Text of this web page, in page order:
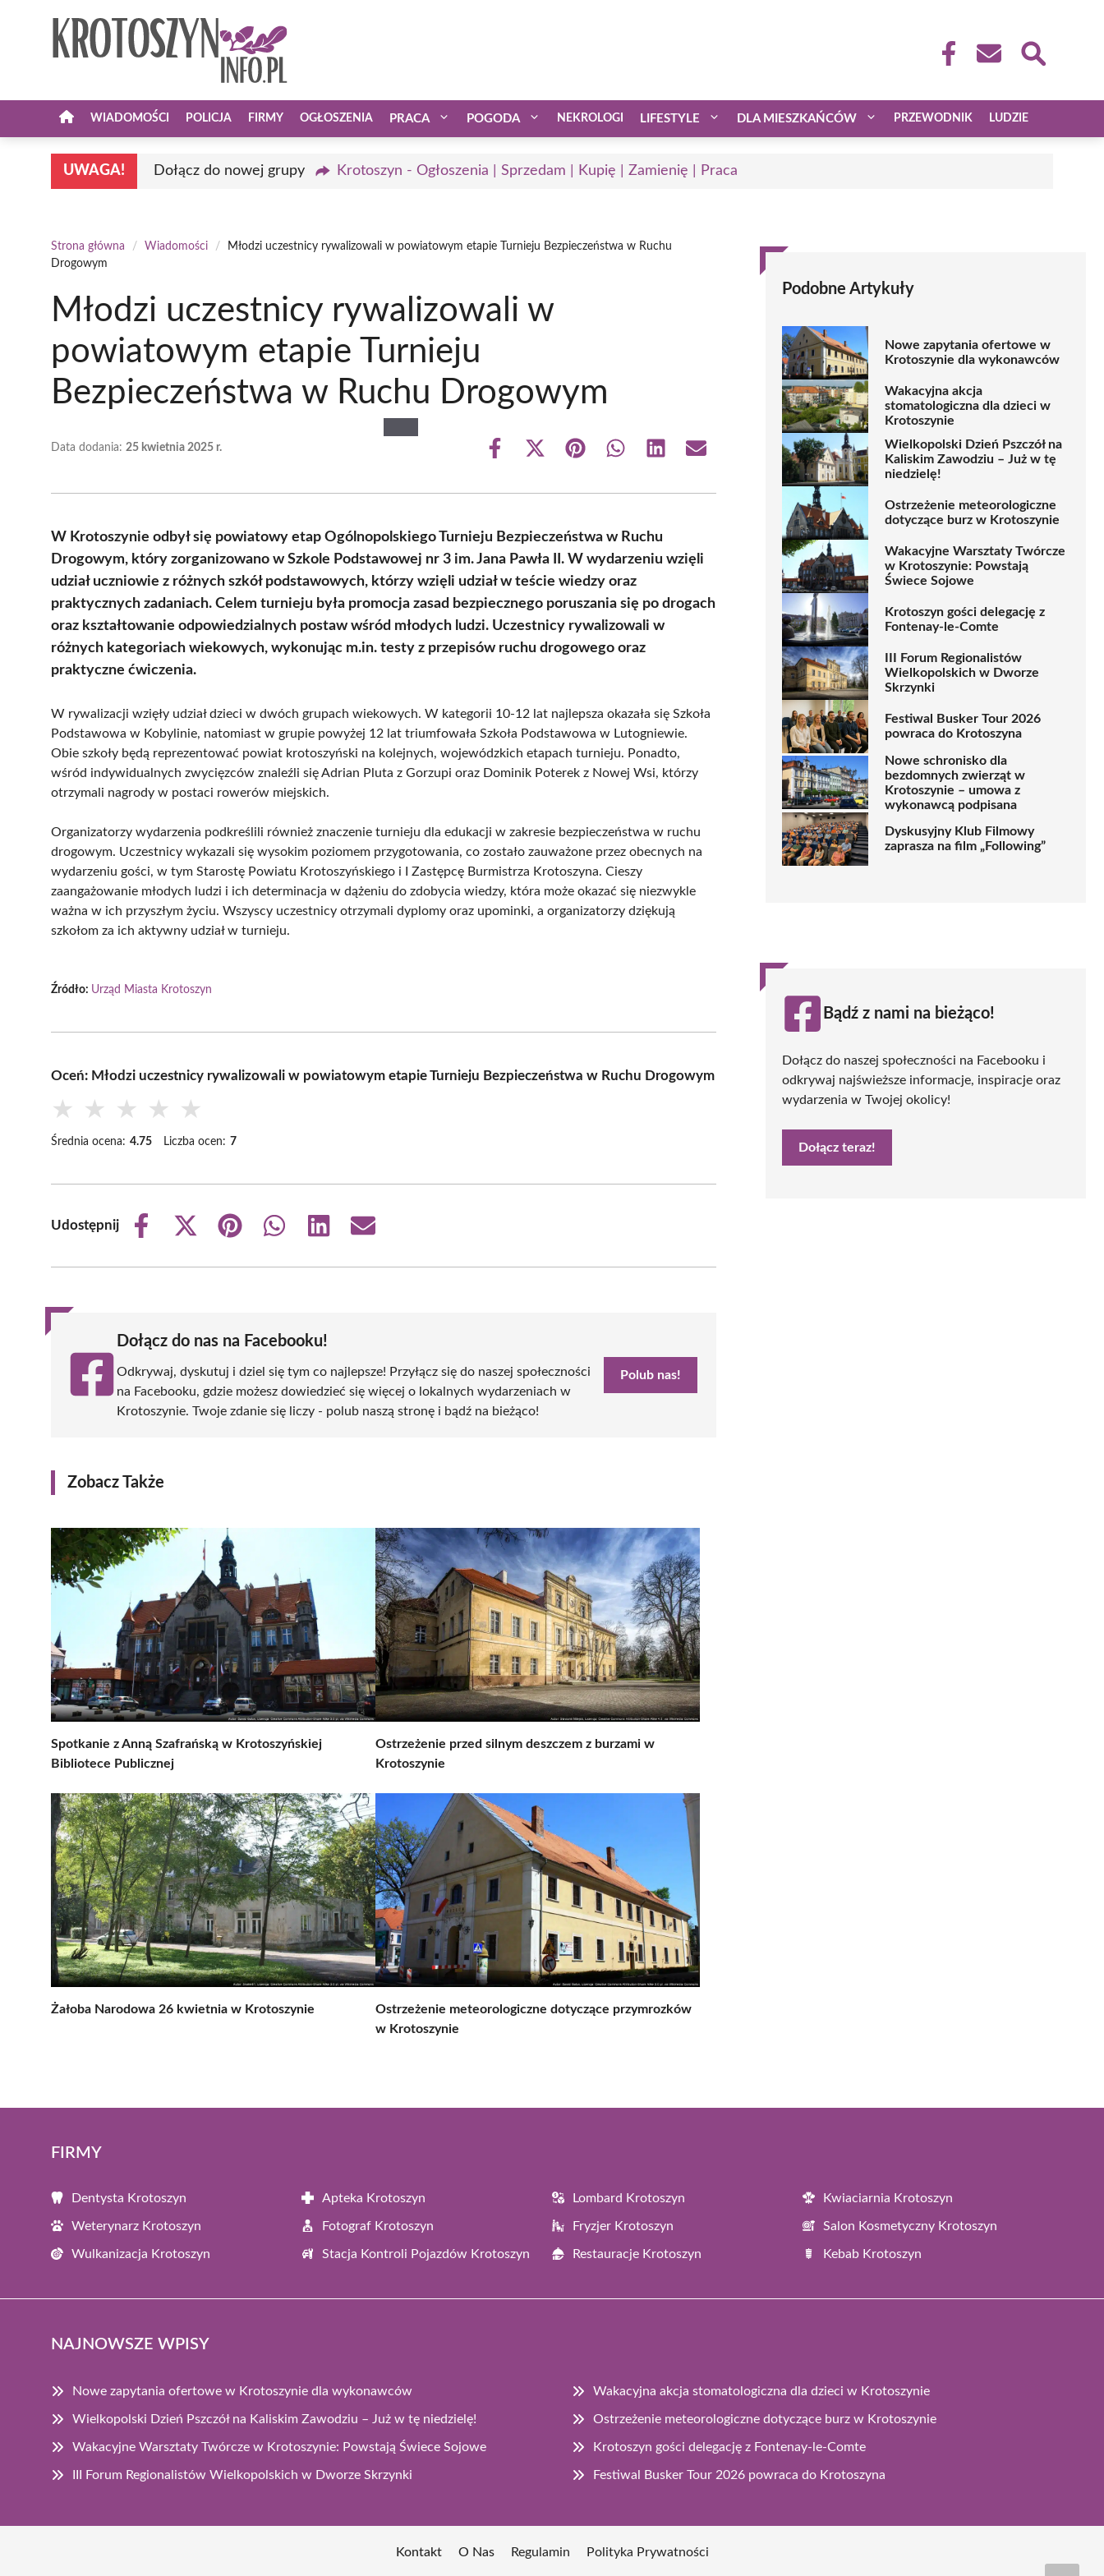
WIADOMOŚCI POLICJA FIRMY OGŁOSZENIA PRACA POGODA NEKROLOGI LIFESTYLE DLA MIESZKAŃCÓW PRZEWODNIK LUDZIE
UWAGA! Dołącz do nowej grupy Krotoszyn - Ogłoszenia | Sprzedam | Kupię | Zamienię | Praca
Strona główna / Wiadomości /
Młodzi uczestnicy rywalizowali w powiatowym etapie Turnieju Bezpieczeństwa w Ruchu
Drogowym
Młodzi uczestnicy rywalizowali w
powiatowym etapie Turnieju
Bezpieczeństwa w Ruchu Drogowym
Data dodania: 25 kwietnia 2025 r.
Share
Share
(Twitter)
Share Share Share Share
W Krotoszynie odbył się powiatowy etap Ogólnopolskiego Turnieju Bezpieczeństwa w Ruchu
Drogowym, który zorganizowano w Szkole Podstawowej nr 3 im. Jana Pawła II. W wydarzeniu wzięli
udział uczniowie z różnych szkół podstawowych, którzy wzięli udział w teście wiedzy oraz
praktycznych zadaniach. Celem turnieju była promocja zasad bezpiecznego poruszania się po drogach
oraz kształtowanie odpowiedzialnych postaw wśród młodych ludzi. Uczestnicy rywalizowali w
różnych kategoriach wiekowych, wykonując m.in. testy z przepisów ruchu drogowego oraz
praktyczne ćwiczenia.
W rywalizacji wzięły udział dzieci w dwóch grupach wiekowych. W kategorii 10-12 lat najlepsza okazała się Szkoła
Podstawowa w Kobylinie, natomiast w grupie powyżej 12 lat triumfowała Szkoła Podstawowa w Lutogniewie.
Obie szkoły będą reprezentować powiat krotoszyński na kolejnych, wojewódzkich etapach turnieju. Ponadto,
wśród indywidualnych zwycięzców znaleźli się Adrian Pluta z Gorzupi oraz Dominik Poterek z Nowej Wsi, którzy
otrzymali nagrody w postaci rowerów miejskich.
Organizatorzy wydarzenia podkreślili również znaczenie turnieju dla edukacji w zakresie bezpieczeństwa w ruchu
drogowym. Uczestnicy wykazali się wysokim poziomem przygotowania, co zostało zauważone przez obecnych na
wydarzeniu gości, w tym Starostę Powiatu Krotoszyńskiego i I Zastępcę Burmistrza Krotoszyna. Cieszy
zaangażowanie młodych ludzi i ich determinacja w dążeniu do zdobycia wiedzy, która może okazać się niezwykle
ważna w ich przyszłym życiu. Wszyscy uczestnicy otrzymali dyplomy oraz upominki, a organizatorzy dziękują
szkołom za ich aktywny udział w turnieju.
Źródło: Urząd Miasta Krotoszyn
Oceń: Młodzi uczestnicy rywalizowali w powiatowym etapie Turnieju Bezpieczeństwa w Ruchu Drogowym
★ ★ ★ ★ ★
Średnia ocena: 4.75 Liczba ocen: 7
Udostępnij
Share
Share
(Twitter)
Share
Share
Share
Share
Dołącz do nas na Facebooku!
Odkrywaj, dyskutuj i dziel się tym co najlepsze! Przyłącz się do naszej społeczności
na Facebooku, gdzie możesz dowiedzieć się więcej o lokalnych wydarzeniach w
Krotoszynie. Twoje zdanie się liczy - polub naszą stronę i bądź na bieżąco!
Polub nas!
Zobacz Także
Spotkanie z Anną Szafrańską w Krotoszyńskiej
Bibliotece Publicznej
Ostrzeżenie przed silnym deszczem z burzami w
Krotoszynie
Żałoba Narodowa 26 kwietnia w Krotoszynie
Ostrzeżenie meteorologiczne dotyczące przymrozków
w Krotoszynie
Podobne Artykuły
Nowe zapytania ofertowe w
Krotoszynie dla wykonawców
Wakacyjna akcja
stomatologiczna dla dzieci w
Krotoszynie
Wielkopolski Dzień Pszczół na
Kaliskim Zawodziu – Już w tę
niedzielę!
Ostrzeżenie meteorologiczne
dotyczące burz w Krotoszynie
Wakacyjne Warsztaty Twórcze
w Krotoszynie: Powstają
Świece Sojowe
Krotoszyn gości delegację z
Fontenay-le-Comte
III Forum Regionalistów
Wielkopolskich w Dworze
Skrzynki
Festiwal Busker Tour 2026
powraca do Krotoszyna
Nowe schronisko dla
bezdomnych zwierząt w
Krotoszynie – umowa z
wykonawcą podpisana
Dyskusyjny Klub Filmowy
zaprasza na film „Following”
Bądź z nami na bieżąco!
Dołącz do naszej społeczności na Facebooku i
odkrywaj najświeższe informacje, inspiracje oraz
wydarzenia w Twojej okolicy!
Dołącz teraz!
FIRMY
Dentysta Krotoszyn Apteka Krotoszyn Lombard Krotoszyn Kwiaciarnia Krotoszyn
Weterynarz Krotoszyn Fotograf Krotoszyn Fryzjer Krotoszyn Salon Kosmetyczny Krotoszyn
Wulkanizacja Krotoszyn Stacja Kontroli Pojazdów Krotoszyn Restauracje Krotoszyn Kebab Krotoszyn
NAJNOWSZE WPISY
Nowe zapytania ofertowe w Krotoszynie dla wykonawców Wakacyjna akcja stomatologiczna dla dzieci w Krotoszynie
Wielkopolski Dzień Pszczół na Kaliskim Zawodziu – Już w tę niedzielę! Ostrzeżenie meteorologiczne dotyczące burz w Krotoszynie
Wakacyjne Warsztaty Twórcze w Krotoszynie: Powstają Świece Sojowe Krotoszyn gości delegację z Fontenay-le-Comte
III Forum Regionalistów Wielkopolskich w Dworze Skrzynki Festiwal Busker Tour 2026 powraca do Krotoszyna
Kontakt O Nas Regulamin Polityka Prywatności